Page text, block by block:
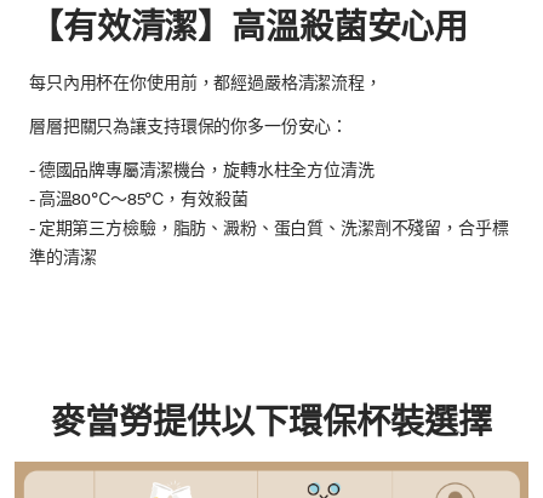
【有效清潔】高溫殺菌安心用
每只內用杯在你使用前，都經過嚴格清潔流程，
層層把關只為讓支持環保的你多一份安心：
- 德國品牌專屬清潔機台，旋轉水柱全方位清洗
- 高溫80℃～85℃，有效殺菌
- 定期第三方檢驗，脂肪、澱粉、蛋白質、洗潔劑不殘留，合乎標
準的清潔
麥當勞提供以下環保杯裝選擇